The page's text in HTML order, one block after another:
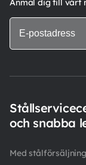
Anmäl dig till vårt
och snabba
Med